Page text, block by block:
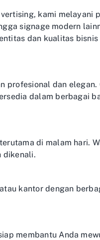
kami melayani
signage modern
dan kualitas bisnis
dan
dalam berbagai
di malam hari.
dikenali.
kantor dengan
membantu Anda